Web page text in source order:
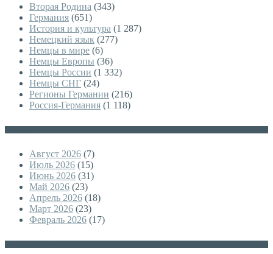
Вторая Родина (343)
Германия (651)
История и культура (1 287)
Немецкий язык (277)
Немцы в мире (6)
Немцы Европы (36)
Немцы России (1 332)
Немцы СНГ (24)
Регионы Германии (216)
Россия-Германия (1 118)
Август 2026 (7)
Июль 2026 (15)
Июнь 2026 (31)
Май 2026 (23)
Апрель 2026 (18)
Март 2026 (23)
Февраль 2026 (17)